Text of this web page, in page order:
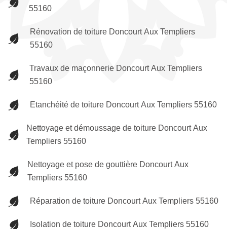
55160
Rénovation de toiture Doncourt Aux Templiers
55160
Travaux de maçonnerie Doncourt Aux Templiers
55160
Etanchéité de toiture Doncourt Aux Templiers 55160
Nettoyage et démoussage de toiture Doncourt Aux
Templiers 55160
Nettoyage et pose de gouttière Doncourt Aux
Templiers 55160
Réparation de toiture Doncourt Aux Templiers 55160
Isolation de toiture Doncourt Aux Templiers 55160